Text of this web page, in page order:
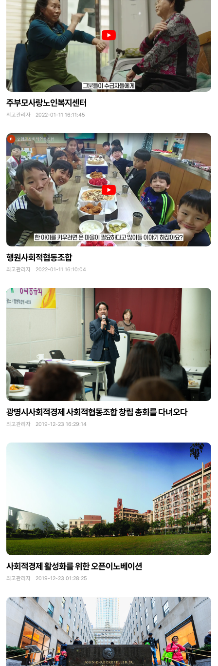
주부모사랑노인복지센터
최고관리자 2022-01-11 16:11:45
행원사회적협동조합
최고관리자 2022-01-11 16:10:04
광명시사회적경제 사회적협동조합 창립 총회를 다녀오다
최고관리자 2019-12-23 16:29:14
사회적경제 활성화를 위한 오픈이노베이션
최고관리자 2019-12-23 01:28:25